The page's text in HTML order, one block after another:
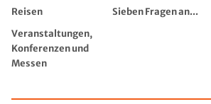
Reisen
Sieben Fragen an...
Veranstaltungen,
Konferenzen und
Messen